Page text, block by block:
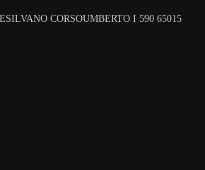
CORSOUMBERTO I 590 65015